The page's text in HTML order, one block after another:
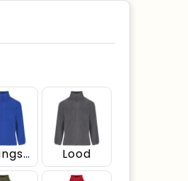
Koningsblauw Lood